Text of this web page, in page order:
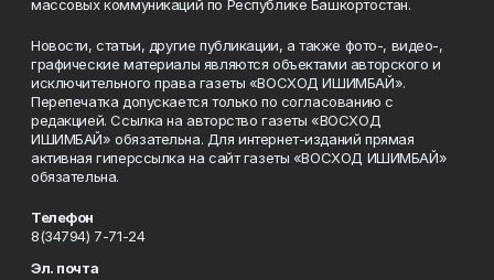
массовых коммуникаций по Республике Башкортостан.
Новости, статьи, другие публикации, а также фото-, видео-,
графические материалы являются объектами авторского и
исключительного права газеты «ВОСХОД ИШИМБАЙ».
Перепечатка допускается только по согласованию с
редакцией. Ссылка на авторство газеты «ВОСХОД
ИШИМБАЙ» обязательна. Для интернет-изданий прямая
активная гиперссылка на сайт газеты «ВОСХОД ИШИМБАЙ»
обязательна.
Телефон
8(34794) 7-71-24
Эл. почта